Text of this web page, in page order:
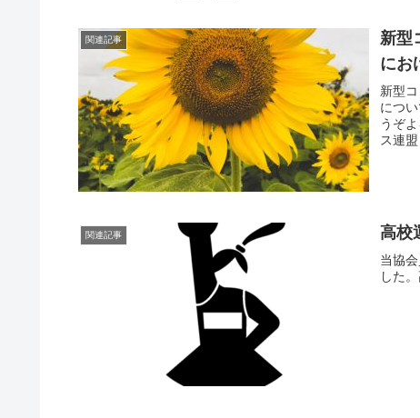
関連記事
新型
にお
新型
につ
うぞ
ス連
関連記事 高校
当協
した